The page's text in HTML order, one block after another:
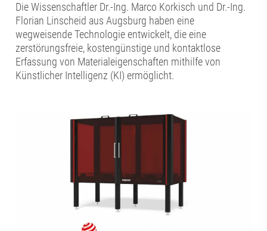
Die Wissenschaftler Dr.-Ing. Marco Korkisch und Dr.-Ing.
Florian Linscheid aus Augsburg haben eine
wegweisende Technologie entwickelt, die eine
zerstörungsfreie, kostengünstige und kontaktlose
Erfassung von Materialeigenschaften mithilfe von
Künstlicher Intelligenz (KI) ermöglicht.